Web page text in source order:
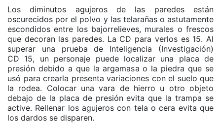
Los diminutos agujeros de las paredes están
oscurecidos por el polvo y las telarañas o astutamente
escondidos entre los bajorrelieves, murales o frescos
que decoran las paredes. La CD para verlos es 15. Al
superar una prueba de Inteligencia (Investigación)
CD 15, un personaje puede localizar una placa de
presión debido a que la argamasa o la piedra que se
usó para crearla presenta variaciones con el suelo que
la rodea. Colocar una vara de hierro u otro objeto
debajo de la placa de presión evita que la trampa se
active. Rellenar los agujeros con tela o cera evita que
los dardos se disparen.